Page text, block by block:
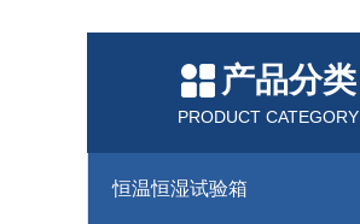
产品分类
PRODUCT CATEGORY
恒温恒湿试验箱